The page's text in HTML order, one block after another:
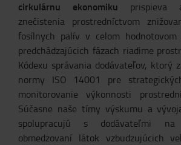
cirkulárnu ekonomiku prispieva
znečistenia prostredníctvom
fosílnych palív v celom
predchádzajúcich fázach riadime
Kódexu správania dodávateľov, ktorý
normy ISO 14001 pre
monitorovanie výkonnosti
Súčasne naše tímy výskumu a
spolupracujú s dodávateľmi
obmedzovaní látok vzbudzujúcich